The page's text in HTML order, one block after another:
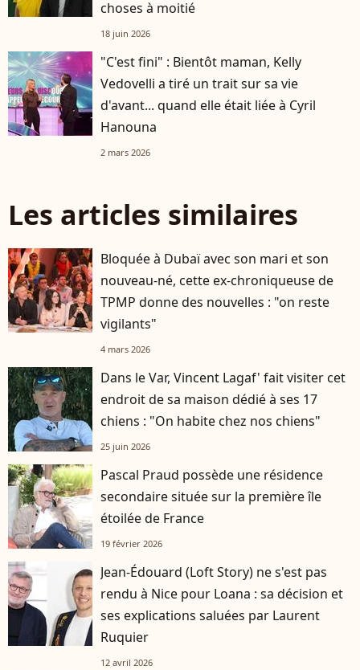
choses à moitié
18 juin 2026
"C'est fini" : Bientôt maman, Kelly
Vedovelli a tiré un trait sur sa vie
d'avant... quand elle était liée à Cyril
Hanouna
2 mars 2026
Les articles similaires
Bloquée à Dubaï avec son mari et son
nouveau-né, cette ex-chroniqueuse de
TPMP donne des nouvelles : "on reste
vigilants"
4 mars 2026
Dans le Var, Vincent Lagaf' fait visiter cet
endroit de sa maison dédié à ses 17
chiens : "On habite chez nos chiens"
25 juin 2026
Pascal Praud possède une résidence
secondaire située sur la première île
étoilée de France
19 février 2026
Jean-Édouard (Loft Story) ne s'est pas
rendu à Nice pour Loana : sa décision et
ses explications saluées par Laurent
Ruquier
12 avril 2026